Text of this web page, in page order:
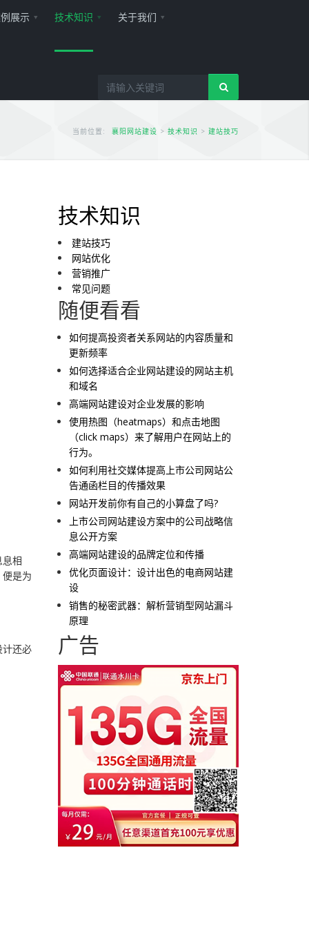
展示 技术知识 关于我们
当前位置: 襄阳网站建设 > 技术知识 > 建站技巧
相
是为
计还必
技术知识
建站技巧
网站优化
营销推广
常见问题
随便看看
如何提高投资者关系网站的内容质量和
更新频率
如何选择适合企业网站建设的网站主机
和域名
高端网站建设对企业发展的影响
使用热图（heatmaps）和点击地图
（click maps）来了解用户在网站上的
行为。
如何利用社交媒体提高上市公司网站公
告通函栏目的传播效果
网站开发前你有自己的小算盘了吗?
上市公司网站建设方案中的公司战略信
息公开方案
高端网站建设的品牌定位和传播
优化页面设计：设计出色的电商网站建
设
销售的秘密武器：解析营销型网站漏斗
原理
广告